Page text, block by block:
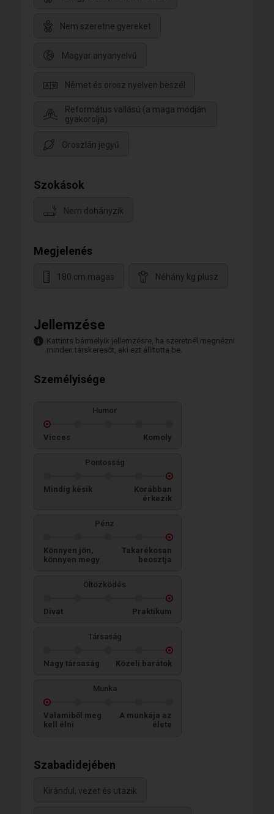
Nem szeretne gyereket
Magyar anyanyelvű
Német és orosz nyelven beszél
Református vallású (a maga módján
gyakorolja)
Oroszlán jegyű
Szokások
Nem dohányzik
Megjelenés
180 cm magas Néhány kg plusz
Jellemzése
Kattints bármelyik jellemzésre, ha szeretnél megnézni
minden társkeresőt, aki ezt állította be.
Személyisége
Humor
Vicces Komoly
Pontosság
Mindig késik
Korábban
érkezik
Pénz
Könnyen jön,
könnyen megy
Takarékosan
beosztja
Öltözködés
Divat Praktikum
Társaság
Nagy társaság Közeli barátok
Munka
Valamiből meg
kell élni
A munkája az
élete
Szabadidejében
Kirándul, vezet és utazik